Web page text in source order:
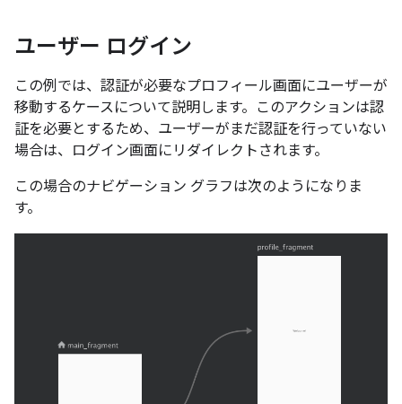
ユーザー ログイン
この例では、認証が必要なプロフィール画面にユーザーが
移動するケースについて説明します。このアクションは認
証を必要とするため、ユーザーがまだ認証を行っていない
場合は、ログイン画面にリダイレクトされます。
この場合のナビゲーション グラフは次のようになりま
す。